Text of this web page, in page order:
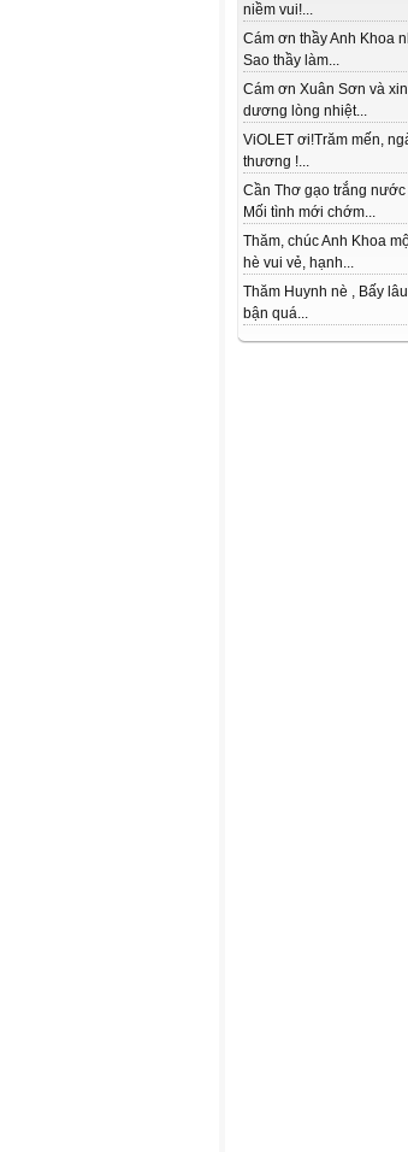
niềm vui!...
Cám ơn thầy Anh Khoa
Sao thầy làm...
Cám ơn Xuân Sơn và
dương lòng nhiệt...
ViOLET ơi!Trăm mến,
thương !...
Cần Thơ gạo trắng nước
Mối tình mới chớm...
Thăm, chúc Anh Khoa
hè vui vẻ, hạnh...
Thăm Huynh nè , Bấy
bận quá...